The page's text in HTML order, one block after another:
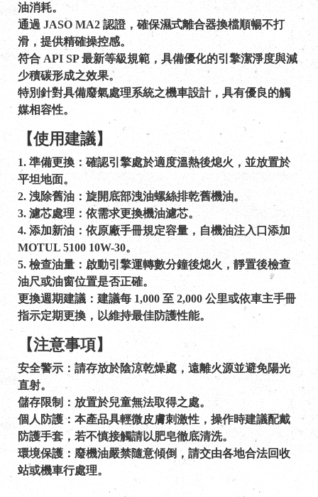
油消耗。
通過 JASO MA2 認證，確保濕式離合器換檔順暢不打
滑，提供精確操控感。
符合 API SP 最新等級規範，具備優化的引擎潔淨度與減
少積碳形成之效果。
特別針對具備廢氣處理系統之機車設計，具有優良的觸
媒相容性。
【使用建議】
1. 準備更換：確認引擎處於適度溫熱後熄火，並放置於
平坦地面。
2. 洩除舊油：旋開底部洩油螺絲排乾舊機油。
3. 濾芯處理：依需求更換機油濾芯。
4. 添加新油：依原廠手冊規定容量，自機油注入口添加
MOTUL 5100 10W-30。
5. 檢查油量：啟動引擎運轉數分鐘後熄火，靜置後檢查
油尺或油窗位置是否正確。
更換週期建議：建議每 1,000 至 2,000 公里或依車主手冊
指示定期更換，以維持最佳防護性能。
【注意事項】
安全警示：請存放於陰涼乾燥處，遠離火源並避免陽光
直射。
儲存限制：放置於兒童無法取得之處。
個人防護：本產品具輕微皮膚刺激性，操作時建議配戴
防護手套，若不慎接觸請以肥皂徹底清洗。
環境保護：廢機油嚴禁隨意傾倒，請交由各地合法回收
站或機車行處理。